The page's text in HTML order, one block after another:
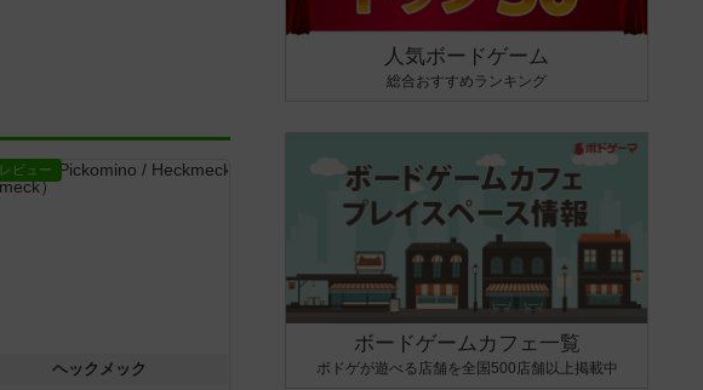
レビュー
ヘックメック
人気ボードゲーム
総合おすすめランキング
ボードゲームカフェ一覧
ボドゲが遊べる店舗を全国500店舗以上掲載中